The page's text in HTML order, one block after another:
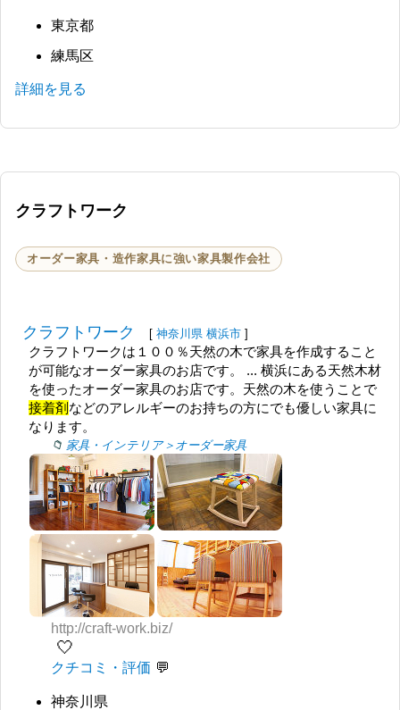
東京都
練馬区
詳細を見る
クラフトワーク
オーダー家具・造作家具に強い家具製作会社
クラフトワーク [ 神奈川県 横浜市 ]
クラフトワークは１００％天然の木で家具を作成すること
が可能なオーダー家具のお店です。 ... 横浜にある天然木材
を使ったオーダー家具のお店です。天然の木を使うことで
接着剤 などのアレルギーのお持ちの方にでも優しい家具に
なります。
家具・インテリア＞オーダー家具
http://craft-work.biz/
🤍
クチコミ・評価
神奈川県